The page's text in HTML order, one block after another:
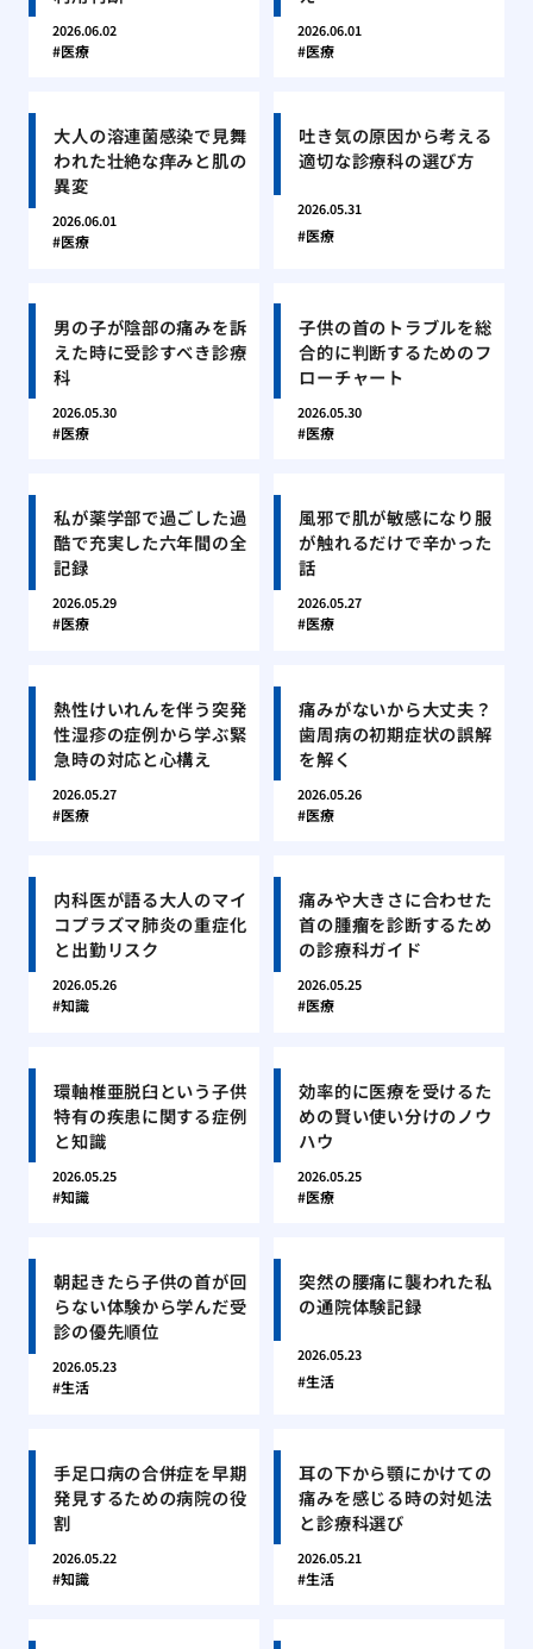
2026.06.02
医療
2026.06.01
医療
大人の溶連菌感染で見舞
われた壮絶な痒みと肌の
異変
2026.06.01
医療
吐き気の原因から考える
適切な診療科の選び方
2026.05.31
医療
男の子が陰部の痛みを訴
えた時に受診すべき診療
科
2026.05.30
医療
子供の首のトラブルを総
合的に判断するためのフ
ローチャート
2026.05.30
医療
私が薬学部で過ごした過
酷で充実した六年間の全
記録
2026.05.29
医療
風邪で肌が敏感になり服
が触れるだけで辛かった
話
2026.05.27
医療
熱性けいれんを伴う突発
性湿疹の症例から学ぶ緊
急時の対応と心構え
2026.05.27
医療
痛みがないから大丈夫？
歯周病の初期症状の誤解
を解く
2026.05.26
医療
内科医が語る大人のマイ
コプラズマ肺炎の重症化
と出勤リスク
2026.05.26
知識
痛みや大きさに合わせた
首の腫瘤を診断するため
の診療科ガイド
2026.05.25
医療
環軸椎亜脱臼という子供
特有の疾患に関する症例
と知識
2026.05.25
知識
効率的に医療を受けるた
めの賢い使い分けのノウ
ハウ
2026.05.25
医療
朝起きたら子供の首が回
らない体験から学んだ受
診の優先順位
2026.05.23
生活
突然の腰痛に襲われた私
の通院体験記録
2026.05.23
生活
手足口病の合併症を早期
発見するための病院の役
割
2026.05.22
知識
耳の下から顎にかけての
痛みを感じる時の対処法
と診療科選び
2026.05.21
生活